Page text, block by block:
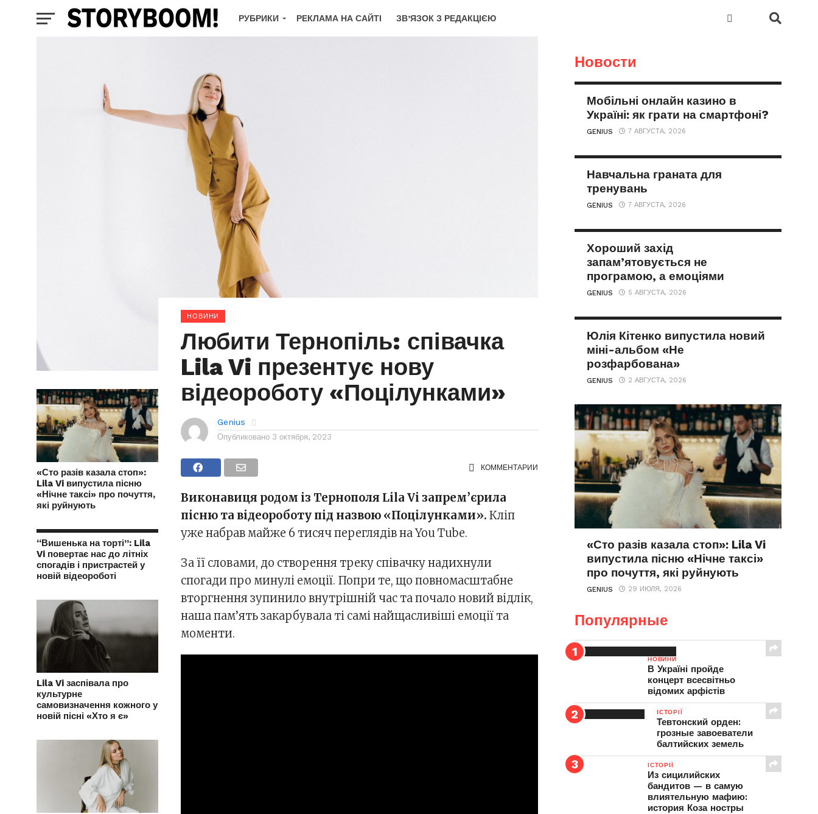
РУБРИКИ РЕКЛАМА НА САЙТІ ЗВ’ЯЗОК З РЕДАКЦІЄЮ
«Сто разів казала стоп»:
Lila Vi випустила пісню
«Нічне таксі» про почуття,
які руйнують
“Вишенька на торті”: Lila
Vi повертає нас до літніх
спогадів і пристрастей у
новій відеороботі
Lila Vi заспівала про
культурне
самовизначення кожного у
новій пісні «Хто я є»
НОВИНИ
Любити Тернопіль: співачка
Lila Vi презентує нову
відеороботу «Поцілунками»
Genius
Опубликовано 3 октября, 2023
КОММЕНТАРИИ
Виконавиця родом із Тернополя Lila Vi запрем’єрила
пісню та відеороботу під назвою «Поцілунками».Кліп
уже набрав майже 6 тисяч переглядів на You Tube.
За її словами, до створення треку співачку надихнули
спогади про минулі емоції. Попри те, що повномасштабне
вторгнення зупинило внутрішній час та почало новий відлік,
наша пам’ять закарбувала ті самі найщасливіші емоції та
моменти.
Новости
Мобільні онлайн казино в
Україні: як грати на смартфоні?
GENIUS 7 АВГУСТА, 2026
Навчальна граната для
тренувань
GENIUS 7 АВГУСТА, 2026
Хороший захід
запам’ятовується не
програмою, а емоціями
GENIUS 5 АВГУСТА, 2026
Юлія Кітенко випустила новий
міні-альбом «Не
розфарбована»
GENIUS 2 АВГУСТА, 2026
«Сто разів казала стоп»: Lila Vi
випустила пісню «Нічне таксі»
про почуття, які руйнують
GENIUS 29 ИЮЛЯ, 2026
Популярные
НОВИНИ
В Україні пройде
концерт всесвітньо
відомих арфістів
ІСТОРІЇ
Тевтонский орден:
грозные завоеватели
балтийских земель
ІСТОРІЇ
Из сицилийских
бандитов — в самую
влиятельную мафию:
история Коза ностры